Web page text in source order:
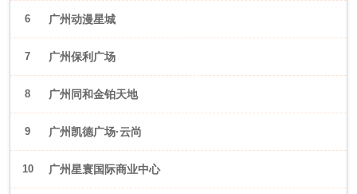
6 广州动漫星城
7 广州保利广场
8 广州同和金铂天地
9 广州凯德广场·云尚
10 广州星寰国际商业中心